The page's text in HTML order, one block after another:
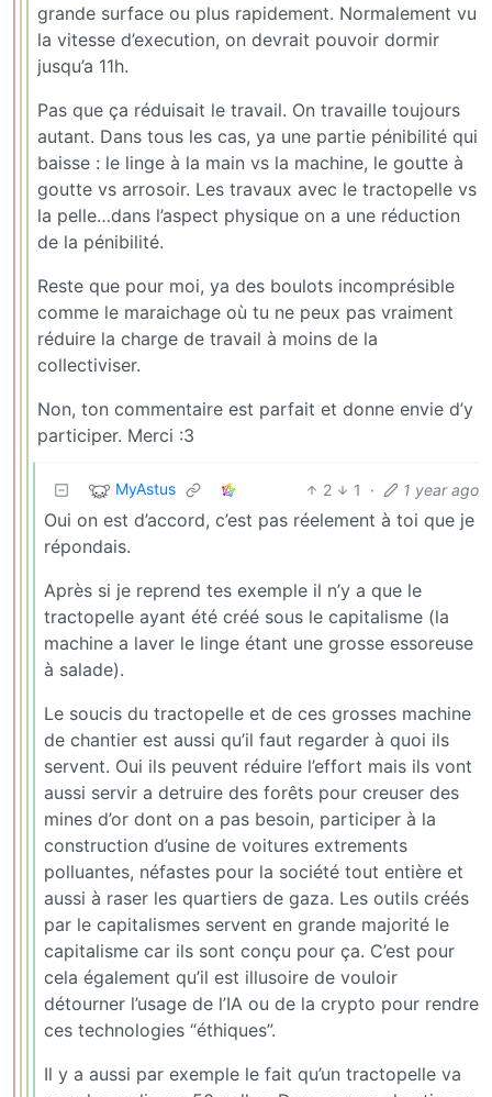
grande surface ou plus rapidement. Normalement vu
la vitesse d’execution, on devrait pouvoir dormir
jusqu’a 11h.
Pas que ça réduisait le travail. On travaille toujours
autant. Dans tous les cas, ya une partie pénibilité qui
baisse : le linge à la main vs la machine, le goutte à
goutte vs arrosoir. Les travaux avec le tractopelle vs
la pelle…dans l’aspect physique on a une réduction
de la pénibilité.
Reste que pour moi, ya des boulots incomprésible
comme le maraichage où tu ne peux pas vraiment
réduire la charge de travail à moins de la
collectiviser.
Non, ton commentaire est parfait et donne envie d’y
participer. Merci :3
MyAstus 2 1 · 1 year ago
Oui on est d’accord, c’est pas réelement à toi que je
répondais.
Après si je reprend tes exemple il n’y a que le
tractopelle ayant été créé sous le capitalisme (la
machine a laver le linge étant une grosse essoreuse
à salade).
Le soucis du tractopelle et de ces grosses machine
de chantier est aussi qu’il faut regarder à quoi ils
servent. Oui ils peuvent réduire l’effort mais ils vont
aussi servir a detruire des forêts pour creuser des
mines d’or dont on a pas besoin, participer à la
construction d’usine de voitures extrements
polluantes, néfastes pour la société tout entière et
aussi à raser les quartiers de gaza. Les outils créés
par le capitalismes servent en grande majorité le
capitalisme car ils sont conçu pour ça. C’est pour
cela également qu’il est illusoire de vouloir
détourner l’usage de l’IA ou de la crypto pour rendre
ces technologies “éthiques”.
Il y a aussi par exemple le fait qu’un tractopelle va